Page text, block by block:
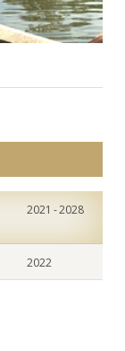
2021 -2028
2022